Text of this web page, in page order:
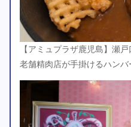
【アミュプラザ鹿児島】瀬
老舗精肉店が手掛けるハン